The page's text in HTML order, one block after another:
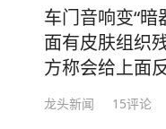
车门音响变“
面有皮肤组织
方称会给上面
龙头新闻 15评论